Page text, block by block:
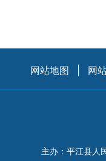
网站地图 网
主办：平江县人